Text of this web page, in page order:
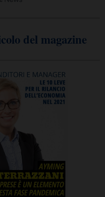
del magazine